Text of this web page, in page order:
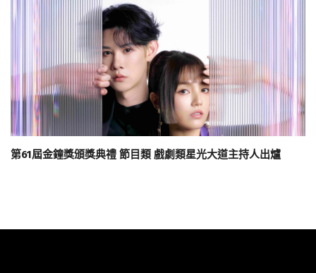
第61屆金鐘獎頒獎典禮 節目類 戲劇類星光大道主持人出爐